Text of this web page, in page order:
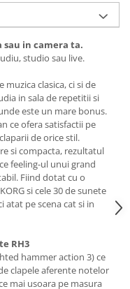
sau in camera ta.
studio sau live.
clasica, ci si de
in sala de repetitii si
este un mare bonus.
ce ofera satisfactii pe
de orice stil.
si compacta, rezultatul
feeling-ul unui grand
Fiind dotat cu o
si cele 30 de sunete
atat pe scena cat si in
RH3
hammer action 3) ce
clapele aferente notelor
mai usoara pe masura